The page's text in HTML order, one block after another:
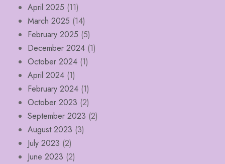
April 2025 (11)
March 2025 (14)
February 2025 (5)
December 2024 (1)
October 2024 (1)
April 2024 (1)
February 2024 (1)
October 2023 (2)
September 2023 (2)
August 2023 (3)
July 2023 (2)
June 2023 (2)